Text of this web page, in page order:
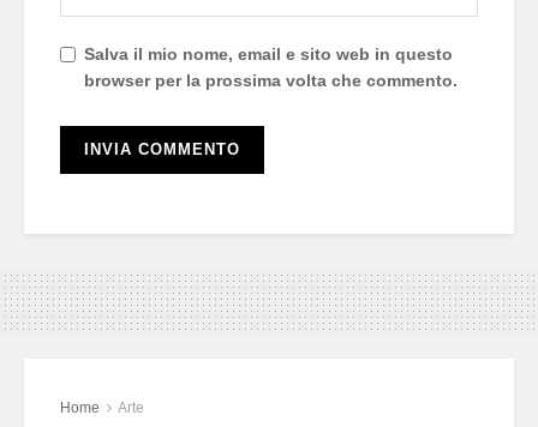
Salva il mio nome, email e sito web in questo
browser per la prossima volta che commento.
Home Arte